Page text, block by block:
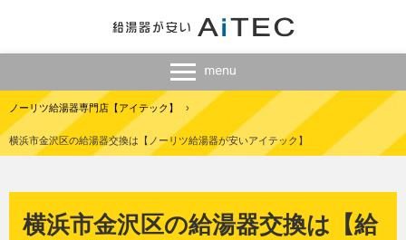
ノーリツ給湯器専門店【アイテック】 ›
横浜市金沢区の給湯器交換は【ノーリツ給湯器が安いアイテック】
横浜市金沢区の給湯器交換は【給